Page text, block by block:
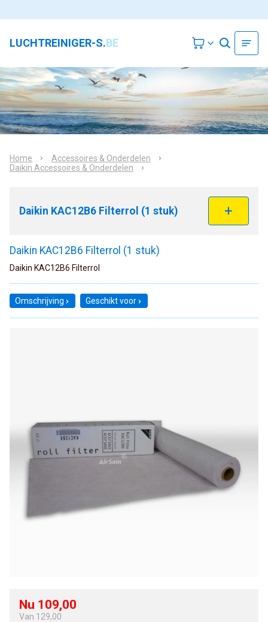
LUCHTREINIGER-S.BE
Home
Accessoires & Onderdelen
Daikin Accessoires & Onderdelen
Daikin KAC12B6 Filterrol (1 stuk)
Daikin KAC12B6 Filterrol (1 stuk)
Daikin KAC12B6 Filterrol
Omschrijving Geschikt voor
Nu 109,00
Van 129,00